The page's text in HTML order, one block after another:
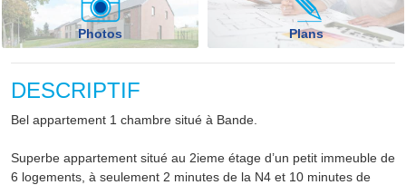
Photos Plans
DESCRIPTIF
Bel appartement 1 chambre situé à Bande.
Superbe appartement situé au 2ieme étage d’un petit immeuble de
6 logements, à seulement 2 minutes de la N4 et 10 minutes de